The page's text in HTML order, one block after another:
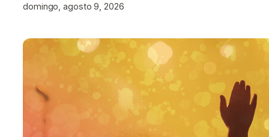
domingo, agosto 9, 2026